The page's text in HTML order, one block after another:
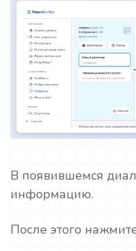
В появившемся
информацию.
После этого